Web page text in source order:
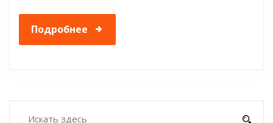
Подробнее